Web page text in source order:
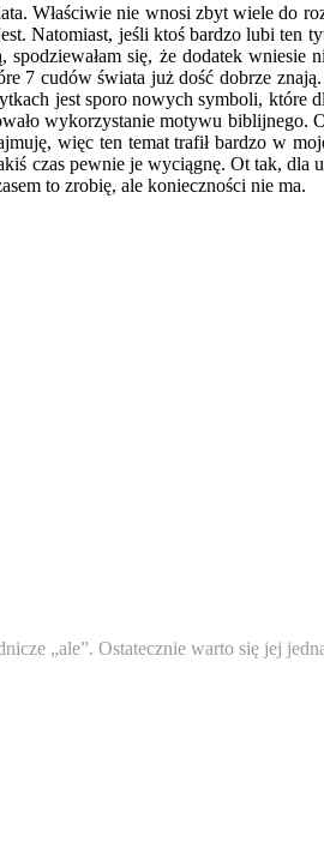
Właściwie nie wnosi zbyt wiele do
Natomiast, jeśli ktoś bardzo lubi ten
się, że dodatek
7 cudów świata już dość dobrze
jest sporo nowych symboli,
wykorzystanie motywu
więc ten temat trafił bardzo w
czas pewnie je wyciągnę. Ot tak,
to zrobię, ale konieczności nie ma.
„ale”. Ostatecznie warto się jej